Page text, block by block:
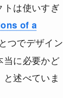
トは使いすぎ
of a
つでデザイン
当に必要かど
述べていま